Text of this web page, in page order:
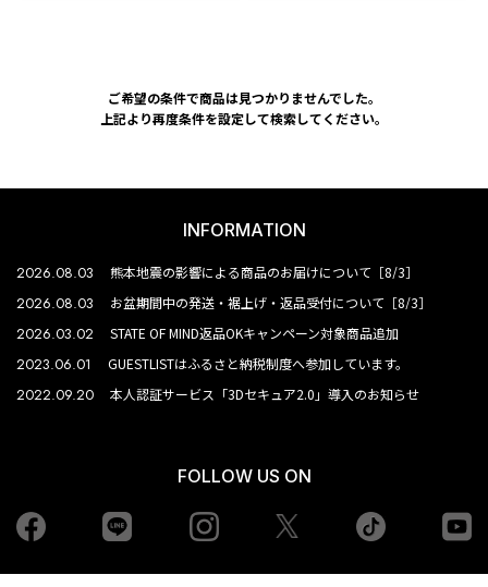
ご希望の条件で商品は見つかりませんでした。
上記より再度条件を設定して検索してください。
INFORMATION
2026.08.03 熊本地震の影響による商品のお届けについて［8/3］
2026.08.03 お盆期間中の発送・裾上げ・返品受付について［8/3］
2026.03.02 STATE OF MIND返品OKキャンペーン対象商品追加
2023.06.01 GUESTLISTはふるさと納税制度へ参加しています。
2022.09.20 本人認証サービス「3Dセキュア2.0」導入のお知らせ
FOLLOW US ON
Facebook Instagram tiktok